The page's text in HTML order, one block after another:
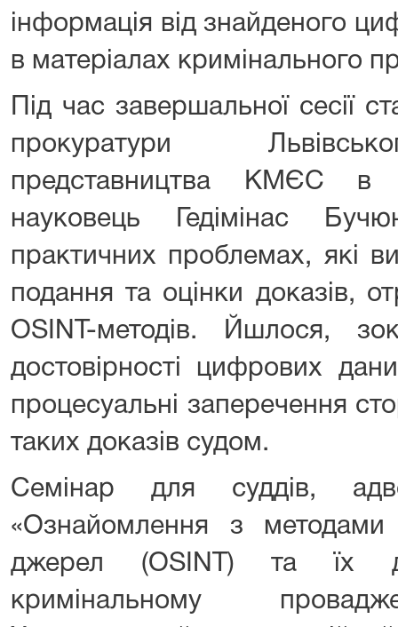
інформація від знайденого
в матеріалах кримінального
Під час завершальної сесії
прокуратури
представництва КМЄС в
науковець Гедімінас
практичних проблемах, які
подання та оцінки доказів,
OSINT-методів. Йшлося,
достовірності цифрових
процесуальні заперечення
таких доказів судом.
Семінар для суддів,
«Ознайомлення з методами
джерел (OSINT) та їх
кримінальному